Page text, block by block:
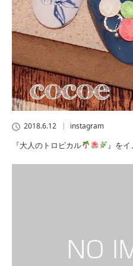
2018.6.12 instagram
『大人のトロピカル 』を